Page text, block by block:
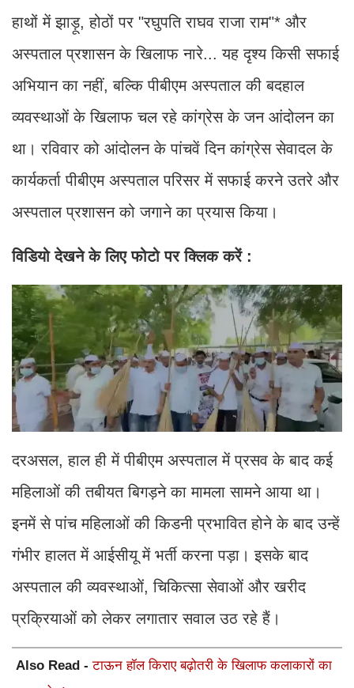
हाथों में झाड़ू, होठों पर "रघुपति राघव राजा राम"* और
अस्पताल प्रशासन के खिलाफ नारे... यह दृश्य किसी सफाई
अभियान का नहीं, बल्कि पीबीएम अस्पताल की बदहाल
व्यवस्थाओं के खिलाफ चल रहे कांग्रेस के जन आंदोलन का
था। रविवार को आंदोलन के पांचवें दिन कांग्रेस सेवादल के
कार्यकर्ता पीबीएम अस्पताल परिसर में सफाई करने उतरे और
अस्पताल प्रशासन को जगाने का प्रयास किया।
विडियो देखने के लिए फोटो पर क्लिक करें :
दरअसल, हाल ही में पीबीएम अस्पताल में प्रसव के बाद कई
महिलाओं की तबीयत बिगड़ने का मामला सामने आया था।
इनमें से पांच महिलाओं की किडनी प्रभावित होने के बाद उन्हें
गंभीर हालत में आईसीयू में भर्ती करना पड़ा। इसके बाद
अस्पताल की व्यवस्थाओं, चिकित्सा सेवाओं और खरीद
प्रक्रियाओं को लेकर लगातार सवाल उठ रहे हैं।
Also Read -टाऊन हॉल किराए बढ़ोतरी के खिलाफ कलाकारों का